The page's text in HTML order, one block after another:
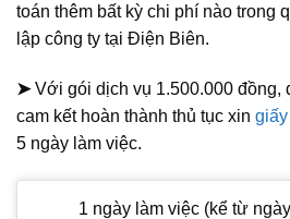
toán thêm bất kỳ chi phí nào trong
lập công ty tại Điện Biên.
➤Với gói dịch vụ 1.500.000 đồng,
cam kết hoàn thành thủ tục xin
5 ngày làm việc.
1 ngày làm việc (kể từ